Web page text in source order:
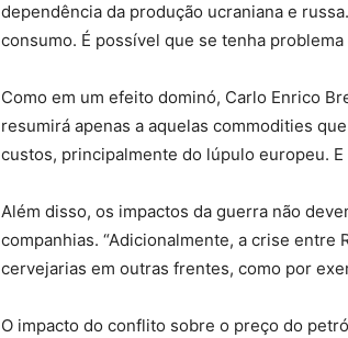
dependência da produção ucraniana e
consumo. É possível que se tenha
Como em um efeito dominó, Carlo Enrico
resumirá apenas a aquelas commodities
custos, principalmente do lúpulo europeu.
Além disso, os impactos da guerra não
companhias. “Adicionalmente, a crise
cervejarias em outras frentes, como por
O impacto do conflito sobre o preço do